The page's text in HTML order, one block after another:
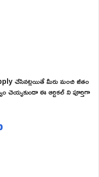
చేసినట్లయితే మీరు మంచి జీతం
చెయ్యకుండా ఈ ఆర్టికల్ ని పూర్తిగా